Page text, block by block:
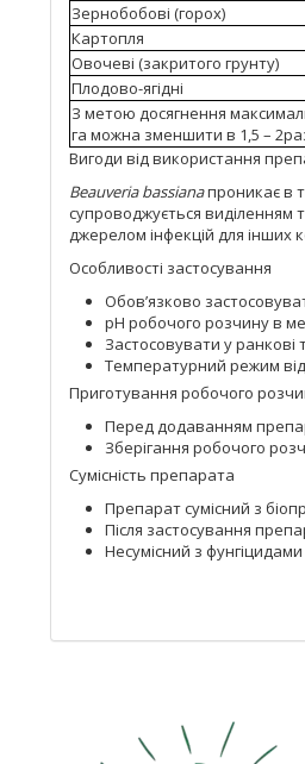
Зернобобові (горох)
Картопля
Овочеві (закритого грунту)
Плодово-ягідні
З метою досягнення
га можна зменшити в 1,5 –
Вигоди від використання
Beauveria bassianaпроникає в
супроводжується виділенням
джерелом інфекцій для інших
Особливості застосування
Обов’язково
рН робочого розчину в
Застосовувати у ранкові
Температурний режим від
Приготування робочого
Перед додаванням
Зберігання робочого
Сумісність препарата
Препарат сумісний з
Після застосування
Несумісний з